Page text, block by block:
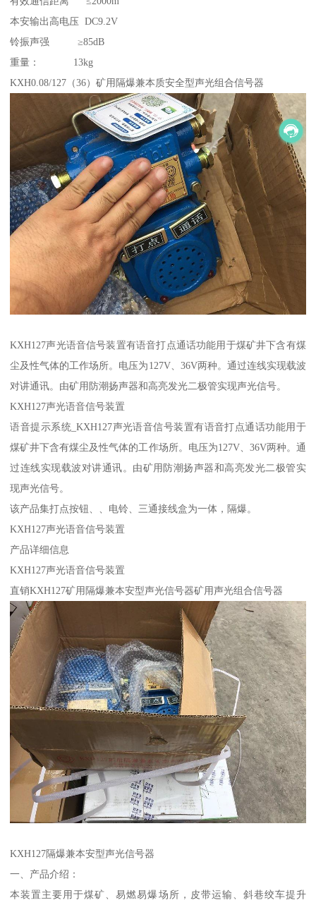
本安输出高电压 DC9.2V
铃振声强 ≥85dB
重量： 13kg
KXH0.08/127（36）矿用隔爆兼本质安全型声光组合信号器
KXH127声光语音信号装置有语音打点通话功能用于煤矿井下含有煤
尘及性气体的工作场所。电压为127V、36V两种。通过连线实现载波
对讲通讯。由矿用防潮扬声器和高亮发光二极管实现声光信号。
KXH127声光语音信号装置
语音提示系统_KXH127声光语音信号装置有语音打点通话功能用于
煤矿井下含有煤尘及性气体的工作场所。电压为127V、36V两种。通
过连线实现载波对讲通讯。由矿用防潮扬声器和高亮发光二极管实
现声光信号。
该产品集打点按钮、、电铃、三通接线盒为一体，隔爆。
KXH127声光语音信号装置
产品详细信息
KXH127声光语音信号装置
直销KXH127矿用隔爆兼本安型声光信号器矿用声光组合信号器
KXH127隔爆兼本安型声光信号器
一、产品介绍：
本装置主要用于煤矿、易燃易爆场所，皮带运输、斜巷绞车提升